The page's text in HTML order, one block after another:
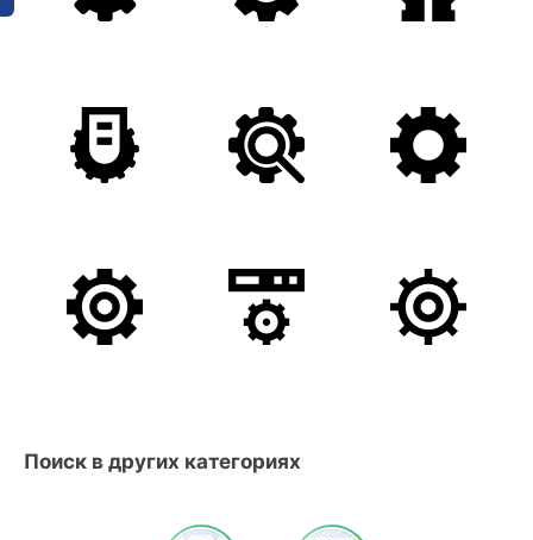
Поиск в других категориях